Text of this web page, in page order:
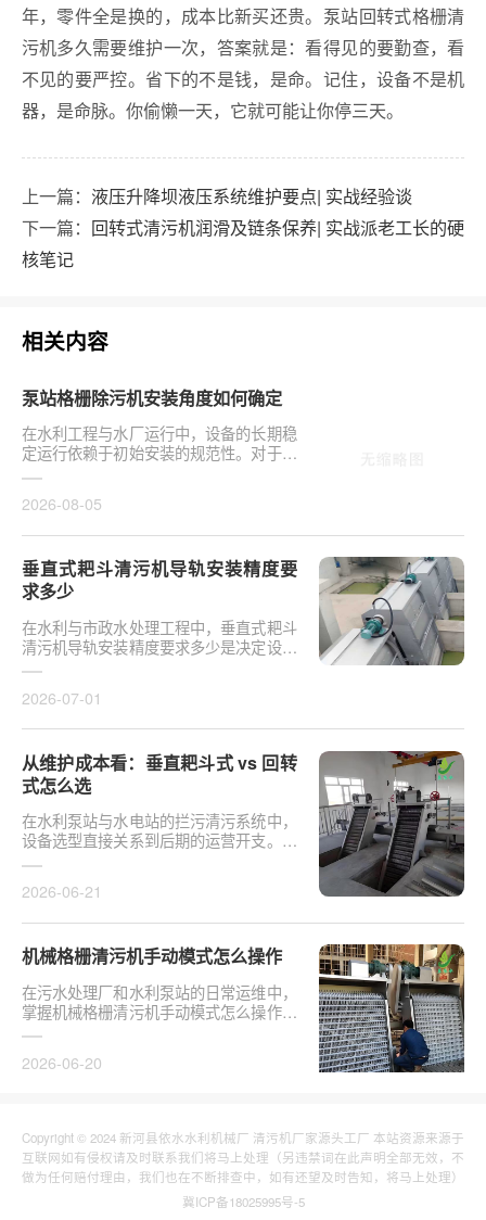
年，零件全是换的，成本比新买还贵。泵站回转式格栅清
污机多久需要维护一次，答案就是：看得见的要勤查，看
不见的要严控。省下的不是钱，是命。记住，设备不是机
器，是命脉。你偷懒一天，它就可能让你停三天。
上一篇： 液压升降坝液压系统维护要点| 实战经验谈
下一篇： 回转式清污机润滑及链条保养| 实战派老工长的硬
核笔记
相关内容
泵站格栅除污机安装角度如何确定
在水利工程与水厂运行中，设备的长期稳
定运行依赖于初始安装的规范性。对于泵
站核心拦污设备而言，其倾斜度直接影响
2026-08-05
垂直式耙斗清污机导轨安装精度要
求多少
在水利与市政水处理工程中，垂直式耙斗
清污机导轨安装精度要求多少是决定设备
运行平稳性的核心**。导轨作为耙斗上下
2026-07-01
从维护成本看：垂直耙斗式 vs 回转
式怎么选
在水利泵站与水电站的拦污清污系统中，
设备选型直接关系到后期的运营开支。探
讨从维护成本看：垂直耙斗式 vs 回转式
2026-06-21
机械格栅清污机手动模式怎么操作
在污水处理厂和水利泵站的日常运维中，
掌握机械格栅清污机手动模式怎么操作是
保障设备稳定运行的基础环节。以某市政
2026-06-20
Copyright © 2024 新河县依水水利机械厂 清污机厂家源头工厂 本站资源来源于
互联网如有侵权请及时联系我们将马上处理（另违禁词在此声明全部无效，不
做为任何赔付理由，我们也在不断排查中，如有还望及时告知，将马上处理）
冀ICP备18025995号-5